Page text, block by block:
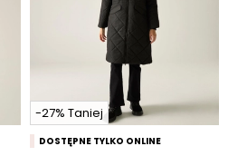
-27% Taniej
DOSTĘPNE TYLKO ONLINE